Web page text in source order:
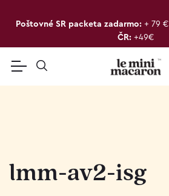
Poštovné SR packeta zadarmo: + 79 €
ČR: +49€
lmm-av2-isg